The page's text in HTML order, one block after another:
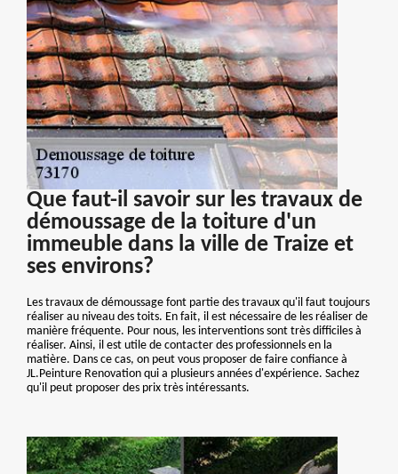
Que faut-il savoir sur les travaux de
démoussage de la toiture d'un
immeuble dans la ville de Traize et
ses environs?
Les travaux de démoussage font partie des travaux qu'il faut toujours
réaliser au niveau des toits. En fait, il est nécessaire de les réaliser de
manière fréquente. Pour nous, les interventions sont très difficiles à
réaliser. Ainsi, il est utile de contacter des professionnels en la
matière. Dans ce cas, on peut vous proposer de faire confiance à
JL.Peinture Renovation qui a plusieurs années d'expérience. Sachez
qu'il peut proposer des prix très intéressants.